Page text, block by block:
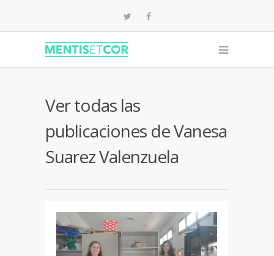
Ver todas las
publicaciones de Vanesa
Suarez Valenzuela